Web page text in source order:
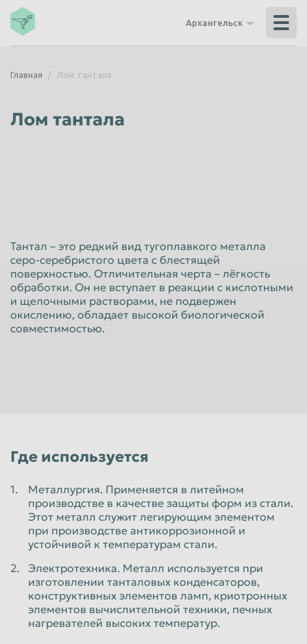
Владикавказ
Волгоград
Воронеж
Иваново
Киров Комсомольск-на-Амуре
Королёв Кострома
Красногорск Краснодар
Красноярск Курган
Нальчик
Нижнекамск Нижний Новгород
Нижний Тагил Новокузнецк
Новороссийск Новосибирск
Омск Орёл
Оренбург Орск
Пермь
Архангельск
Главная Лом тантала
Лом тантала
Тантал – это редкий вид тугоплавкого металла
серо-серебристого цвета с блестящей
поверхностью. Отличительная черта – лёгкость
обработки. Он не вступает в реакции с кислотными
и щелочными растворами, не подвержен
окислению, обладает высокой биологической
совместимостью.
Где используется
Металлургия. Применяется в литейном
производстве в качестве защиты форм из стали.
Этот металл служит легирующим элементом
при производстве антикоррозионной и
устойчивой к температурам стали.
Электротехника. Металл используется при
изготовлении танталовых конденсаторов,
конструктивных элементов ламп, криотронных
элементов вычислительной техники, печных
нагревателей высоких температур.